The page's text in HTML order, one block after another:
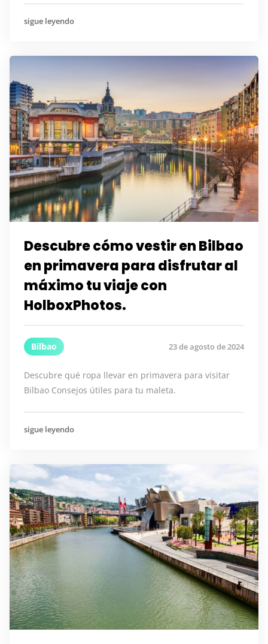
sigue leyendo
Descubre cómo vestir en Bilbao
en primavera para disfrutar al
máximo tu viaje con
HolboxPhotos.
Bilbao 23 de agosto de 2024
Descubre qué ropa llevar en primavera para visitar
Bilbao Consejos útiles para tu maleta.
sigue leyendo